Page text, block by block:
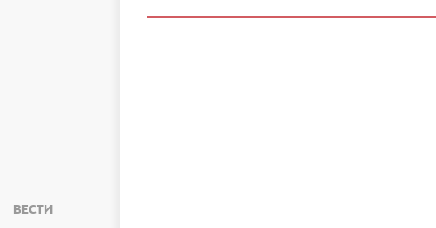
ВЕСТИ